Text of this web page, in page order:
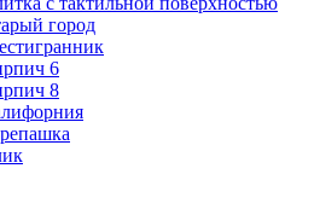
город
6
8